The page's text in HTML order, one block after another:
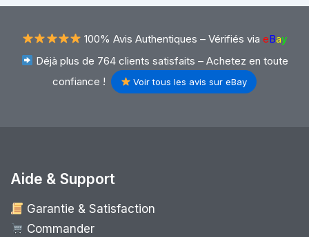
100% Avis Authentiques – Vérifiés via eBay
Déjà plus de 764 clients satisfaits – Achetez en toute
confiance !
Voir tous les avis sur eBay
Aide & Support
Garantie & Satisfaction
Commander